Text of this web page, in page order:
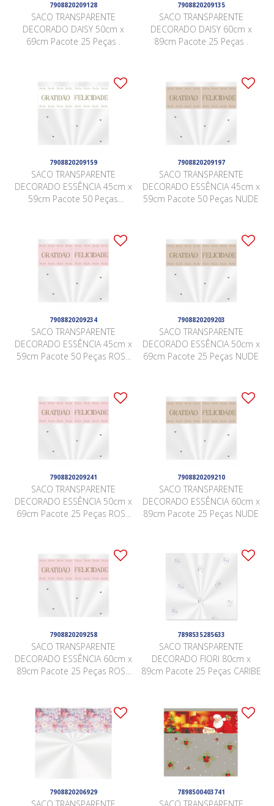
7908820209128
SACO TRANSPARENTE
DECORADO DAISY 50cm x
69cm Pacote 25 Peças .
7908820209135
SACO TRANSPARENTE
DECORADO DAISY 60cm x
89cm Pacote 25 Peças .
7908820209159
SACO TRANSPARENTE
DECORADO ESSÊNCIA 45cm x
59cm Pacote 50 Peças
7908820209197
SACO TRANSPARENTE
DECORADO ESSÊNCIA 45cm x
59cm Pacote 50 Peças NUDE
7908820209234
SACO TRANSPARENTE
DECORADO ESSÊNCIA 45cm x
59cm Pacote 50 Peças ROSA
7908820209203
SACO TRANSPARENTE
DECORADO ESSÊNCIA 50cm x
69cm Pacote 25 Peças NUDE
7908820209241
SACO TRANSPARENTE
DECORADO ESSÊNCIA 50cm x
69cm Pacote 25 Peças ROSA
7908820209210
SACO TRANSPARENTE
DECORADO ESSÊNCIA 60cm x
89cm Pacote 25 Peças NUDE
7908820209258
SACO TRANSPARENTE
DECORADO ESSÊNCIA 60cm x
89cm Pacote 25 Peças ROSA
7898535285633
SACO TRANSPARENTE
DECORADO FIORI 80cm x
89cm Pacote 25 Peças CARIBE
7908820206929 7898500403741